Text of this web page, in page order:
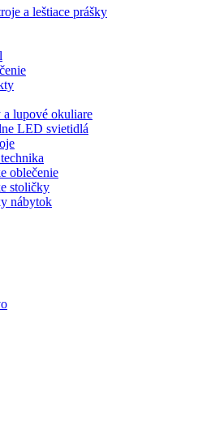
a leštiace prášky
lupové okuliare
LED svietidlá
oblečenie
stoličky
nábytok